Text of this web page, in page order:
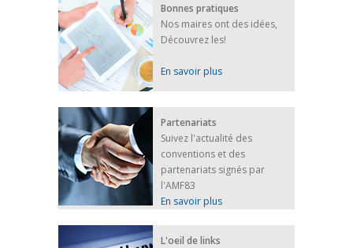
Bonnes pratiques
Nos maires ont des idées,
Découvrez les!
En savoir plus
Partenariats
Suivez l'actualité des
conventions et des
partenariats signés par
l'AMF83
En savoir plus
L'oeil de links